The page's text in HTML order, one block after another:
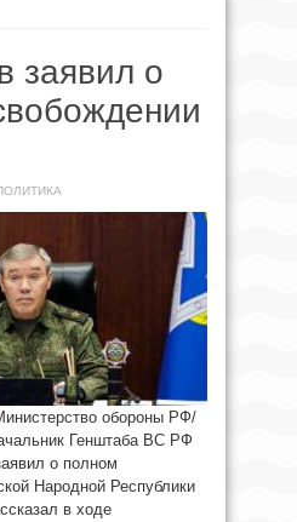
заявил о
обороны РФ/
Генштаба ВС РФ
о полном
Народной Республики
в ходе